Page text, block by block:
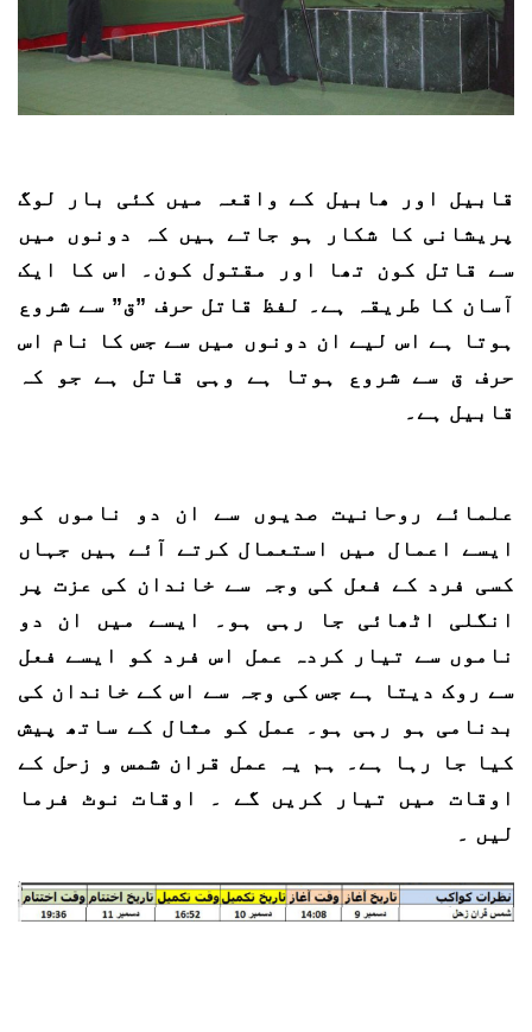
قابیل اور ھابیل کے واقعہ میں کئی بار لوگ
پریشانی کا شکار ہو جاتے ہیں کہ دونوں میں
سے قاتل کون تھا اور مقتول کون۔ اس کا ایک
آسان کا طریقہ ہے۔ لفظ قاتل حرف ”ق” سے شروع
ہوتا ہے اس لیے ان دونوں میں سے جس کا نام اس
حرف ق سے شروع ہوتا ہے وہی قاتل ہے جو کہ
قابیل ہے۔
علمائے روحانیت صدیوں سے ان دو ناموں کو
ایسے اعمال میں استعمال کرتے آئے ہیں جہاں
کسی فرد کے فعل کی وجہ سے خاندان کی عزت پر
انگلی اٹھائی جا رہی ہو۔ ایسے میں ان دو
ناموں سے تیار کردہ عمل اس فرد کو ایسے فعل
سے روک دیتا ہے جس کی وجہ سے اس کے خاندان کی
بدنامی ہو رہی ہو۔ عمل کو مثال کے ساتھ پیش
کیا جا رہا ہے۔ ہم یہ عمل قران شمس و زحل کے
اوقات میں تیار کریں گے ۔ اوقات نوٹ فرما
لیں ۔